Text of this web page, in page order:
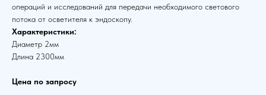
операций и исследований для передачи необходимого светового
потока от осветителя к эндоскопу.
Характеристики:
Диаметр 2мм
Длина 2300мм
Цена по запросу